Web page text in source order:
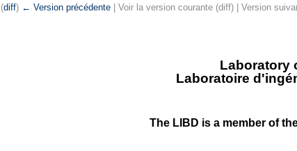
(diff) ← Version précédente | Voir la version courante (diff) | Version
Laboratory
Laboratoire
The LIBD is a member of